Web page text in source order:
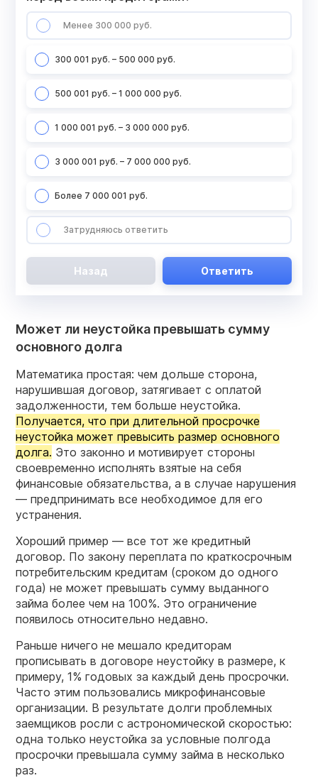
Менее 300 000 руб.
300 001 руб. – 500 000 руб.
500 001 руб. – 1 000 000 руб.
1 000 001 руб. – 3 000 000 руб.
3 000 001 руб. – 7 000 000 руб.
Более 7 000 001 руб.
Затрудняюсь ответить
Назад Ответить
Может ли неустойка превышать сумму
основного долга
Математика простая: чем дольше сторона,
нарушившая договор, затягивает с оплатой
задолженности, тем больше неустойка.
Получается, что при длительной просрочке
неустойка может превысить размер основного
долга. Это законно и мотивирует стороны
своевременно исполнять взятые на себя
финансовые обязательства, а в случае нарушения
— предпринимать все необходимое для его
устранения.
Хороший пример — все тот же кредитный
договор. По закону переплата по краткосрочным
потребительским кредитам (сроком до одного
года) не может превышать сумму выданного
займа более чем на 100%. Это ограничение
появилось относительно недавно.
Раньше ничего не мешало кредиторам
прописывать в договоре неустойку в размере, к
примеру, 1% годовых за каждый день просрочки.
Часто этим пользовались микрофинансовые
организации. В результате долги проблемных
заемщиков росли с астрономической скоростью:
одна только неустойка за условные полгода
просрочки превышала сумму займа в несколько
раз.